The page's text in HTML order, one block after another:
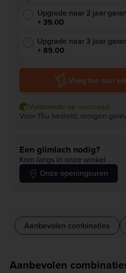
Upgrade naar 2 jaar
+ 39.00
Upgrade naar 3 jaar
+ 89.00
Voeg toe aan
Voldoende op voorraad
Voor 15u besteld, morgen
Een glimlach nodig?
Kom langs in onze winkel
Onze openingsuren
Aanbevolen combinaties
Aanbevolen